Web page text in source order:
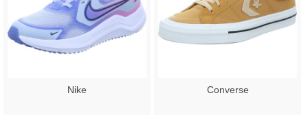
Nike Converse